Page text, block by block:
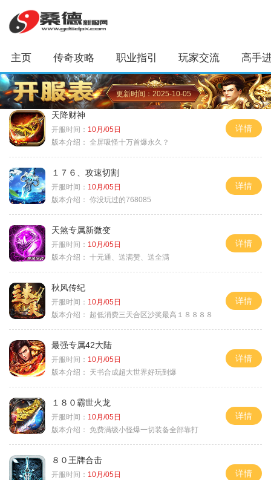
主页 传奇攻略 职业指引 玩家交流 高手
更新时间：2025-10-05
天降财神
开服时间： 10月/05日
版本介绍： 全屏吸怪十万首爆永久？
详情
１７６、攻速切割
开服时间： 10月/05日
版本介绍： 你没玩过的768085
详情
天煞专属新微变
开服时间： 10月/05日
版本介绍： 十元通、送满赞、送全满
详情
秋风传纪
开服时间： 10月/05日
版本介绍：
超低消费三天合区沙奖最高１８８８８
详情
最强专属42大陆
开服时间： 10月/05日
版本介绍：
天书合成超大世界好玩到爆
详情
１８０霸世火龙
开服时间： 10月/05日
版本介绍： 免费满级小怪爆一切装备全部靠打
详情
８０王牌合击
开服时间： 10月/05日
详情